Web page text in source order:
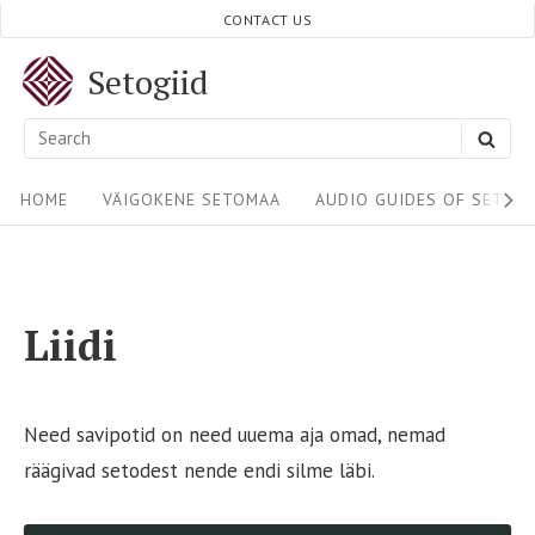
content
Setogiid
Search
CONTACT US
Site
Navigation
HOME VÄIGOKENE SETOMAA AUDIO GUIDES OF
Liidi
Need savipotid on need uuema aja omad, nemad
räägivad setodest nende endi silme läbi.